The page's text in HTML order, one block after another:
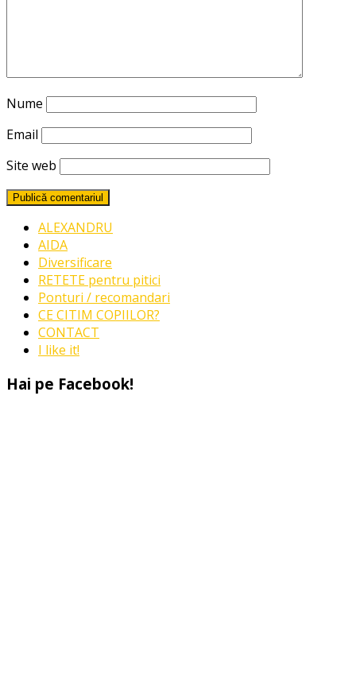
Nume
Email
Site web
ALEXANDRU
AIDA
Diversificare
RETETE pentru pitici
Ponturi / recomandari
CE CITIM COPIILOR?
CONTACT
I like it!
Hai pe Facebook!